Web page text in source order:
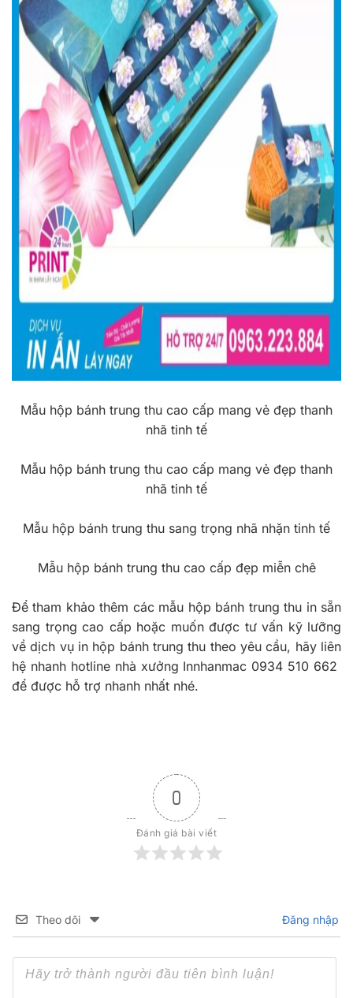
Mẫu hộp bánh trung thu cao cấp mang vẻ đẹp thanh
nhã tinh tế
Mẫu hộp bánh trung thu cao cấp mang vẻ đẹp thanh
nhã tinh tế
Mẫu hộp bánh trung thu sang trọng nhã nhặn tinh tế
Mẫu hộp bánh trung thu cao cấp đẹp miễn chê
Để tham khảo thêm các mẫu hộp bánh trung thu in sẵn
sang trọng cao cấp hoặc muốn được tư vấn kỹ lưỡng
về dịch vụ in hộp bánh trung thu theo yêu cầu, hãy liên
hệ nhanh hotline nhà xưởng Innhanmac 0934 510 662
để được hỗ trợ nhanh nhất nhé.
0
Đánh giá bài viết
Theo dõi Đăng nhập